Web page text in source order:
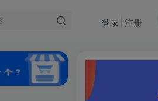
登录 注册